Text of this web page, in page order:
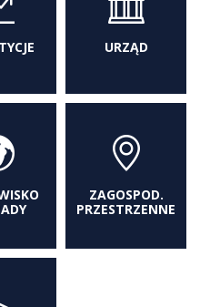
URZĄD
ZAGOSPOD.
PRZESTRZENNE